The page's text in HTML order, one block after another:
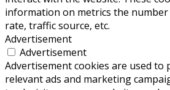
information on metrics the
rate, traffic source, etc.
Advertisement
Advertisement
Advertisement cookies are used to
relevant ads and marketing